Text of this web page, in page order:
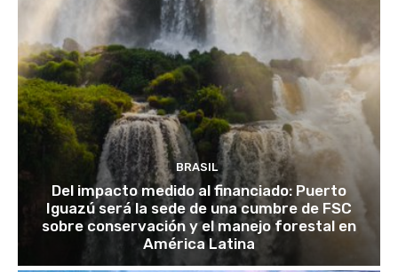
BRASIL
Del impacto medido al financiado: Puerto
Iguazú será la sede de una cumbre de FSC
sobre conservación y el manejo forestal en
América Latina